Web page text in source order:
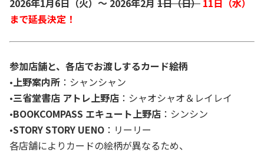
2026年1月6日（火）～ 2026年2月 1日（日） 11日（水）
まで延長決定！
参加店舗と、各店でお渡しするカード絵柄
•上野案内所 ：シャンシャン
•三省堂書店 アトレ上野店 ：シャオシャオ＆レイレイ
•BOOKCOMPASS エキュート上野店 ：シンシン
•STORY STORY UENO ：リーリー
各店舗によりカードの絵柄が異なるため、